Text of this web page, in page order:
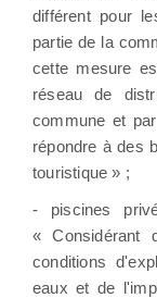
différent pour
partie de la
cette mesure
réseau de
commune et
répondre à des
touristique » ;
- piscines
« Considérant
conditions
eaux et de